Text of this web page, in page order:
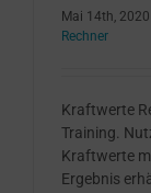
Mai 14th, 2020
Rechner
Kraftwerte
Training.
Kraftwerte
Ergebnis